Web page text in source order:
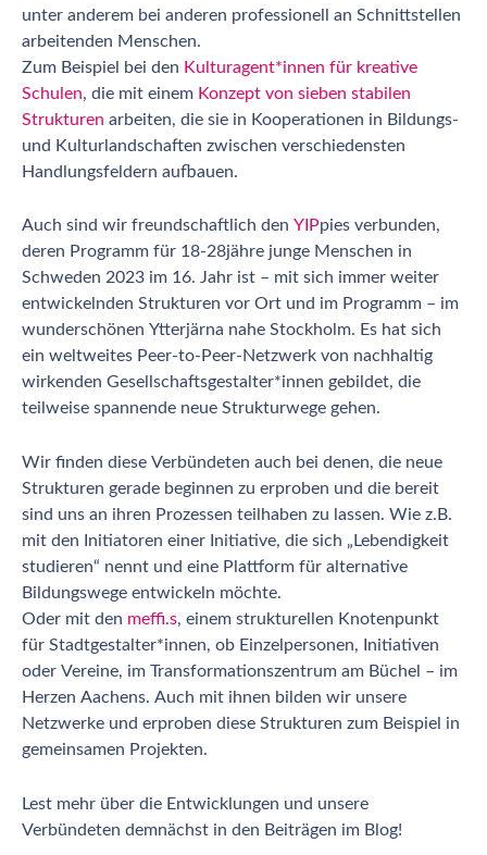
unter anderem bei anderen professionell an Schnittstellen
arbeitenden Menschen.
Zum Beispiel bei den Kulturagent*innen für kreative
Schulen, die mit einem Konzept von sieben stabilen
Strukturen arbeiten, die sie in Kooperationen in Bildungs-
und Kulturlandschaften zwischen verschiedensten
Handlungsfeldern aufbauen.
Auch sind wir freundschaftlich den YIPpies verbunden,
deren Programm für 18-28jähre junge Menschen in
Schweden 2023 im 16. Jahr ist – mit sich immer weiter
entwickelnden Strukturen vor Ort und im Programm – im
wunderschönen Ytterjärna nahe Stockholm. Es hat sich
ein weltweites Peer-to-Peer-Netzwerk von nachhaltig
wirkenden Gesellschaftsgestalter*innen gebildet, die
teilweise spannende neue Strukturwege gehen.
Wir finden diese Verbündeten auch bei denen, die neue
Strukturen gerade beginnen zu erproben und die bereit
sind uns an ihren Prozessen teilhaben zu lassen. Wie z.B.
mit den Initiatoren einer Initiative, die sich „Lebendigkeit
studieren“ nennt und eine Plattform für alternative
Bildungswege entwickeln möchte.
Oder mit den meffi.s, einem strukturellen Knotenpunkt
für Stadtgestalter*innen, ob Einzelpersonen, Initiativen
oder Vereine, im Transformationszentrum am Büchel – im
Herzen Aachens. Auch mit ihnen bilden wir unsere
Netzwerke und erproben diese Strukturen zum Beispiel in
gemeinsamen Projekten.
Lest mehr über die Entwicklungen und unsere
Verbündeten demnächst in den Beiträgen im Blog!